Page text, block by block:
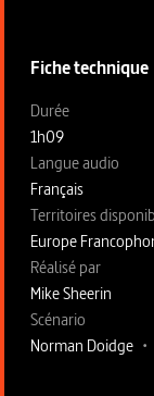
Fiche technique
Fiche
Durée
1h09
Langue audio
Français
Territoires
Europe
Fiche
Réalisé par
Mike Sheerin
Scénario
Norman Doidge •